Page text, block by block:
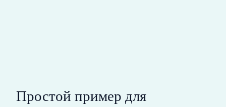
Простой пример для